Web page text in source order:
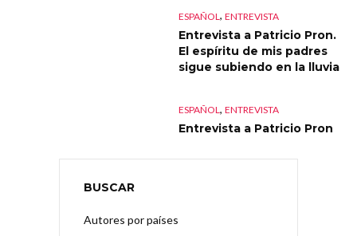
ESPAÑOL , ENTREVISTA
Entrevista a Patricio Pron.
El espíritu de mis padres
sigue subiendo en la lluvia
ESPAÑOL, ENTREVISTA
Entrevista a Patricio Pron
BUSCAR
Autores por países